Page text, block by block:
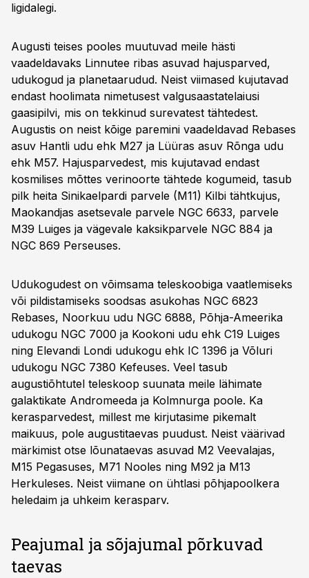
ligidalegi.
Augusti teises pooles muutuvad meile hästi
vaadeldavaks Linnutee ribas asuvad hajus­parved,
udukogud ja planetaarudud. Neist viimased kujutavad
endast hoolimata nimetusest valgusaastatelaiusi
gaasipilvi, mis on tekkinud surevatest tähtedest.
Augustis on neist kõige paremini vaadeldavad Rebases
asuv Hantli udu ehk M27 ja Lüüras asuv Rõnga udu
ehk M57. Hajusparvedest, mis kujutavad endast
kosmilises mõttes verinoorte tähtede kogumeid, tasub
pilk heita Sinikaelpardi parvele (M11) Kilbi tähtkujus,
Maokandjas asetsevale parvele NGC 6633, parvele
M39 Luiges ja vägevale kaksik­parvele NGC 884 ja
NGC 869 Perseuses.
Udukogudest on võimsama teleskoobiga vaatlemiseks
või pildistamiseks soodsas asu­kohas NGC 6823
Rebases, Noorkuu udu NGC 6888, Põhja-Ameerika
udukogu NGC 7000 ja Kookoni udu ehk C19 Luiges
ning Elevandi Londi udu­kogu ehk IC 1396 ja Võluri
udukogu NGC 7380 Kefeuses. Veel tasub
augustiõhtutel teleskoop suunata meile lähimate
galaktikate Andro­meeda ja Kolmnurga poole. Ka
keras­parvedest, millest me kirjutasime pikemalt
maikuus, pole augustitaevas puudust. Neist väärivad
märkimist otse lõunataevas asuvad M2 Veevalajas,
M15 Pegasuses, M71 Nooles ning M92 ja M13
Herkuleses. Neist viimane on ühtlasi põhja­poolkera
heledaim ja uhkeim kerasparv.
Peajumal ja sõjajumal põrkuvad
taevas